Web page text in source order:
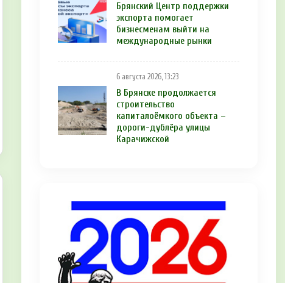
Брянский Центр поддержки
экспорта помогает
бизнесменам выйти на
международные рынки
6 августа 2026, 13:23
В Брянске продолжается
строительство
капиталоёмкого объекта –
дороги-дублёра улицы
Карачижской